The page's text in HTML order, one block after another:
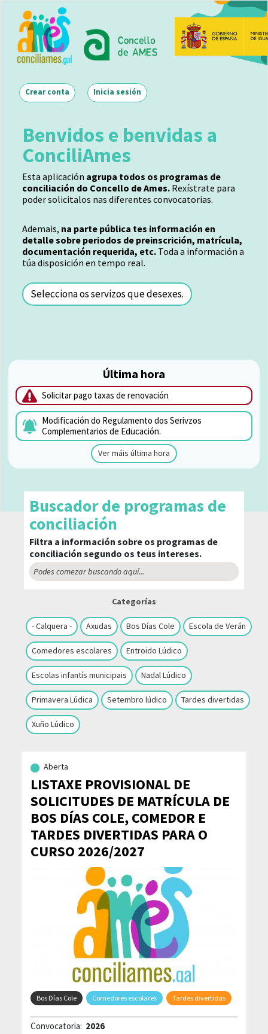
contido
principal
Main navigation
Inicia sesión
Crear conta
Última hora
Solicitar pago taxas de renovación
Modificación do Regulamento dos Serivzos
Complementarios de Educación.
Ver máis última hora
Benvidos e benvidas a
ConciliAmes
Esta aplicación agrupa todos os programas de
conciliación do Concello de Ames.Rexístrate para
poder solicitalos nas diferentes convocatorias.
Ademais, na parte pública tes información en
detalle sobre periodos de preinscrición, matrícula,
documentación requerida, etc.Toda a información a
túa disposición en tempo real.
Selecciona os servizos que desexes.
Buscador de programas de
conciliación
Filtra a información sobre os programas de
conciliación segundo os teus intereses.
Categorías
- Calquera - Axudas Bos Días Cole Escola de Verán
Comedores escolares Entroido Lúdico
Escolas infantís municipais Nadal Lúdico
Primavera Lúdica Setembro lúdico Tardes divertidas
Xuño Lúdico
Aberta
LISTAXE PROVISIONAL DE
SOLICITUDES DE MATRÍCULA DE
BOS DÍAS COLE, COMEDOR E
TARDES DIVERTIDAS PARA O
CURSO 2026/2027
Bos Días Cole Comedores escolares Tardes divertidas
Convocatoria: 2026